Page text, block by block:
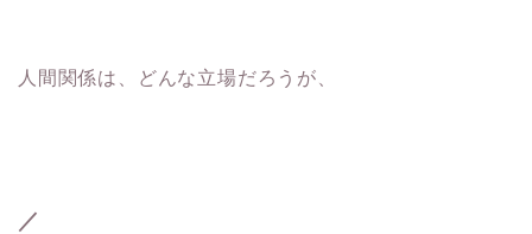
人間関係は、どんな立場だろうが、
／